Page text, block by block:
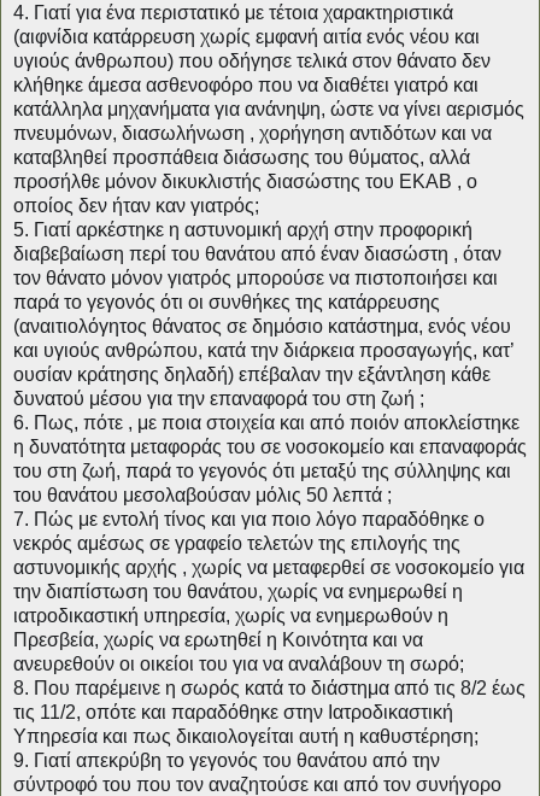
4. Γιατί για ένα περιστατικό με τέτοια χαρακτηριστικά
(αιφνίδια κατάρρευση χωρίς εμφανή αιτία ενός νέου και
υγιούς άνθρωπου) που οδήγησε τελικά στον θάνατο δεν
κλήθηκε άμεσα ασθενοφόρο που να διαθέτει γιατρό και
κατάλληλα μηχανήματα για ανάνηψη, ώστε να γίνει αερισμός
πνευμόνων, διασωλήνωση , χορήγηση αντιδότων και να
καταβληθεί προσπάθεια διάσωσης του θύματος, αλλά
προσήλθε μόνον δικυκλιστής διασώστης του ΕΚΑΒ , ο
οποίος δεν ήταν καν γιατρός;
5. Γιατί αρκέστηκε η αστυνομική αρχή στην προφορική
διαβεβαίωση περί του θανάτου από έναν διασώστη , όταν
τον θάνατο μόνον γιατρός μπορούσε να πιστοποιήσει και
παρά το γεγονός ότι οι συνθήκες της κατάρρευσης
(αναιτιολόγητος θάνατος σε δημόσιο κατάστημα, ενός νέου
και υγιούς ανθρώπου, κατά την διάρκεια προσαγωγής, κατ’
ουσίαν κράτησης δηλαδή) επέβαλαν την εξάντληση κάθε
δυνατού μέσου για την επαναφορά του στη ζωή ;
6. Πως, πότε , με ποια στοιχεία και από ποιόν αποκλείστηκε
η δυνατότητα μεταφοράς του σε νοσοκομείο και επαναφοράς
του στη ζωή, παρά το γεγονός ότι μεταξύ της σύλληψης και
του θανάτου μεσολαβούσαν μόλις 50 λεπτά ;
7. Πώς με εντολή τίνος και για ποιο λόγο παραδόθηκε ο
νεκρός αμέσως σε γραφείο τελετών της επιλογής της
αστυνομικής αρχής , χωρίς να μεταφερθεί σε νοσοκομείο για
την διαπίστωση του θανάτου, χωρίς να ενημερωθεί η
ιατροδικαστική υπηρεσία, χωρίς να ενημερωθούν η
Πρεσβεία, χωρίς να ερωτηθεί η Κοινότητα και να
ανευρεθούν οι οικείοι του για να αναλάβουν τη σωρό;
8. Που παρέμεινε η σωρός κατά το διάστημα από τις 8/2 έως
τις 11/2, οπότε και παραδόθηκε στην Ιατροδικαστική
Υπηρεσία και πως δικαιολογείται αυτή η καθυστέρηση;
9. Γιατί απεκρύβη το γεγονός του θανάτου από την
σύντροφό του που τον αναζητούσε και από τον συνήγορο